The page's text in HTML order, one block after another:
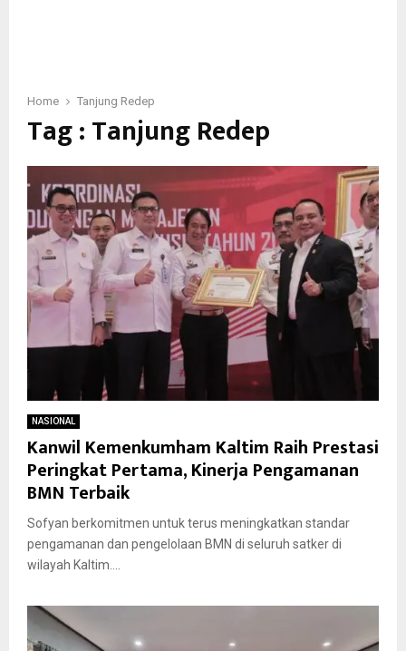
Home Tanjung Redep
Tag : Tanjung Redep
NASIONAL
Kanwil Kemenkumham Kaltim Raih Prestasi
Peringkat Pertama, Kinerja Pengamanan
BMN Terbaik
Sofyan berkomitmen untuk terus meningkatkan standar
pengamanan dan pengelolaan BMN di seluruh satker di
wilayah Kaltim....